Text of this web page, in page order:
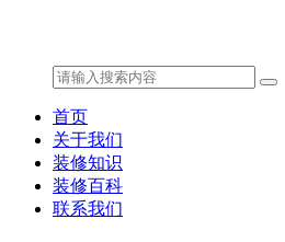
首页
关于我们
装修知识
装修百科
联系我们